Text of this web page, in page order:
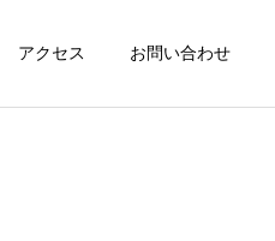
アクセス お問い合わせ